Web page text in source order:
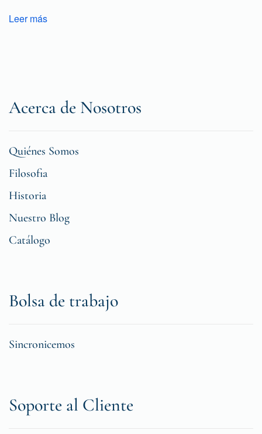
Leer más
Acerca de Nosotros
Quiénes Somos
Filosofia
Historia
Nuestro Blog
Catálogo
Bolsa de trabajo
Sincronicemos
Soporte al Cliente